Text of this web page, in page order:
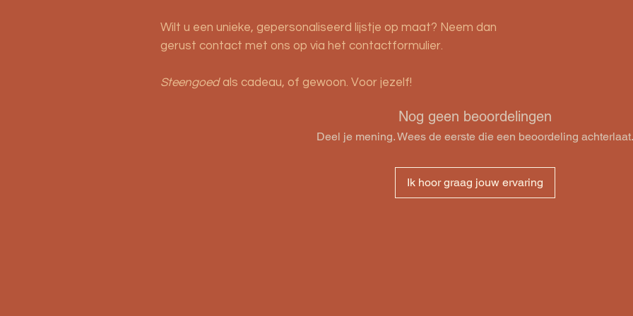
Wilt u een unieke, gepersonaliseerd lijstje op maat? Neem dan
gerust contact met ons op via het contactformulier.
Steengoedals cadeau, of gewoon. Voor jezelf!
Nog geen beoordelingen
Deel je mening. Wees de eerste die een beoordeling achterlaat.
Ik hoor graag jouw ervaring